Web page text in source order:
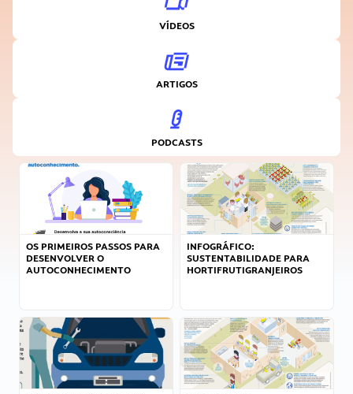
VÍDEOS
ARTIGOS
PODCASTS
OS PRIMEIROS PASSOS PARA
DESENVOLVER O
AUTOCONHECIMENTO
INFOGRÁFICO:
SUSTENTABILIDADE PARA
HORTIFRUTIGRANJEIROS